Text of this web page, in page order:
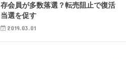
存会員が多数落選？転売阻止で復活
当選を促す
2019.03.01